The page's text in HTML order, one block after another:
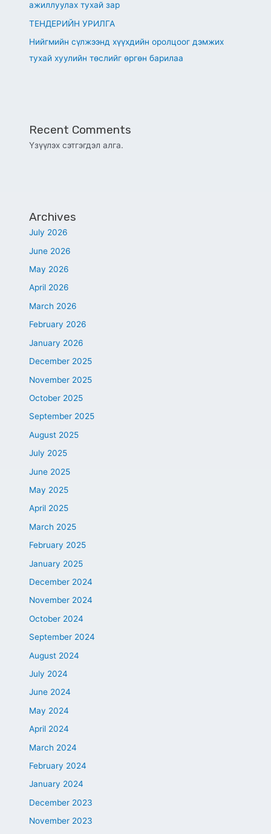
ажиллуулах тухай зар
ТЕНДЕРИЙН УРИЛГА
Нийгмийн сүлжээнд хүүхдийн оролцоог дэмжих
тухай хуулийн төслийг өргөн барилаа
Recent Comments
Үзүүлэх сэтгэгдэл алга.
Archives
July 2026
June 2026
May 2026
April 2026
March 2026
February 2026
January 2026
December 2025
November 2025
October 2025
September 2025
August 2025
July 2025
June 2025
May 2025
April 2025
March 2025
February 2025
January 2025
December 2024
November 2024
October 2024
September 2024
August 2024
July 2024
June 2024
May 2024
April 2024
March 2024
February 2024
January 2024
December 2023
November 2023